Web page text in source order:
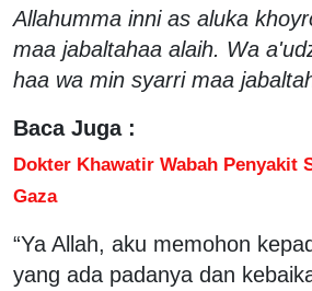
Allahumma inni as aluka
maa jabaltahaa alaih. Wa
haa wa min syarri maa
Baca Juga :
Dokter Khawatir Wabah Penyakit
Gaza
“Ya Allah, aku memohon
yang ada padanya dan